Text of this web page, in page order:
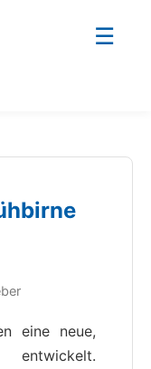
☰
eine neue,
entwickelt.